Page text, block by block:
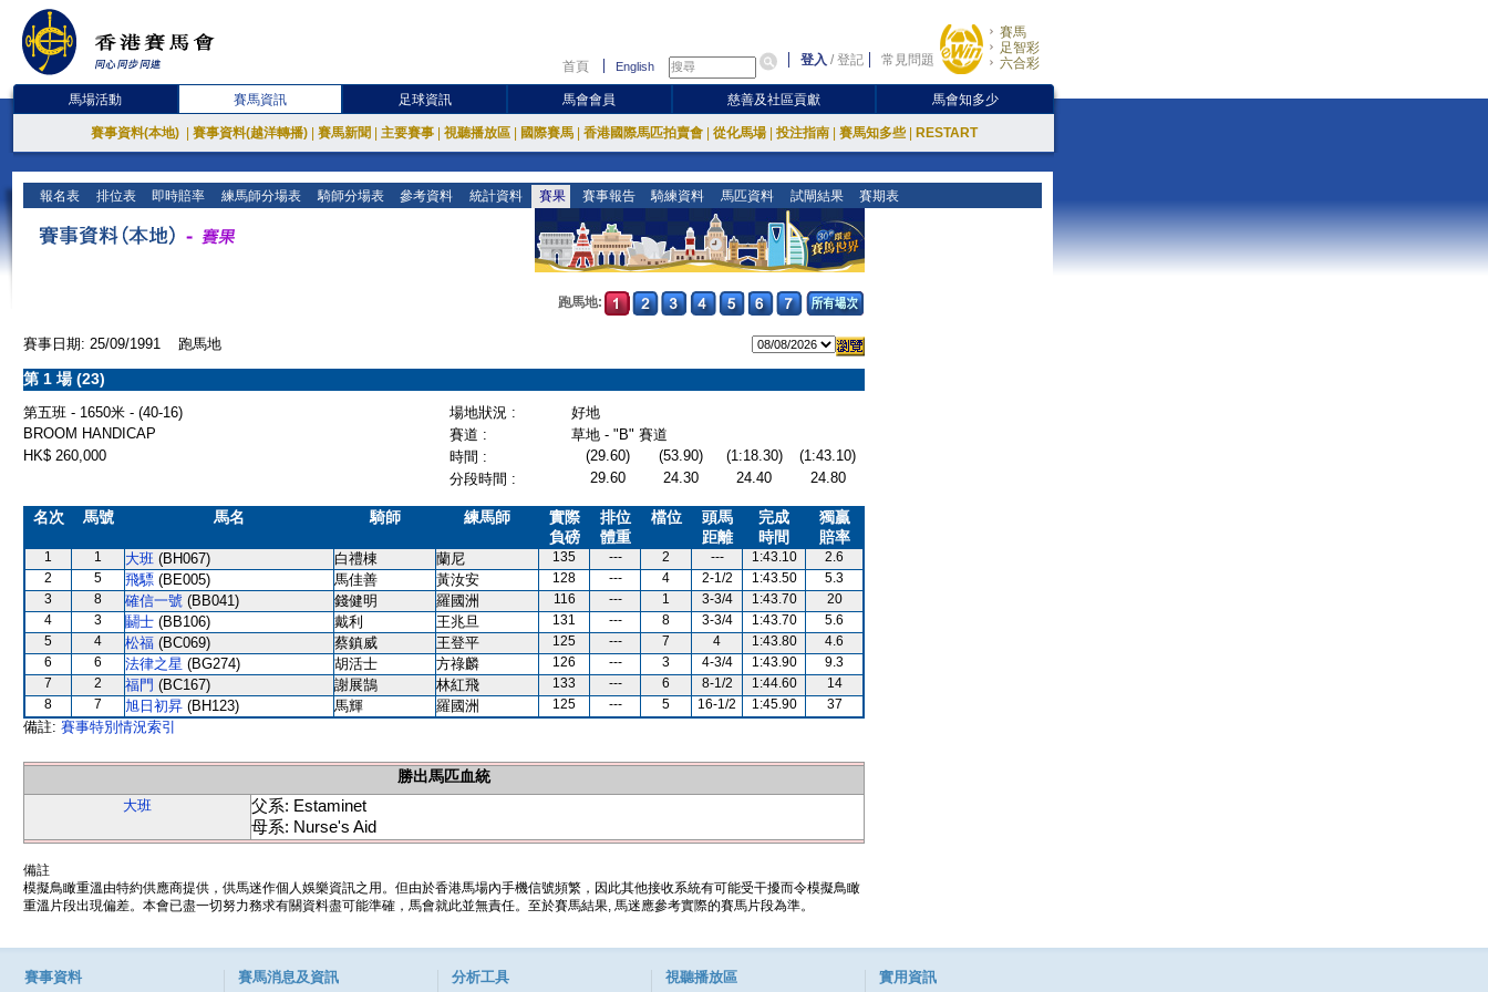
首頁 English 登入 /登記 常見問題
賽馬
足智彩
六合彩
馬場活動 賽馬資訊 足球資訊 馬會會員 慈善及社區貢獻 馬會知多少
賽事資料(本地) 賽事資料(越洋轉播) 賽馬新聞 主要賽事 視聽播放區 國際賽馬 香港國際馬匹拍賣會 從化馬場 投注指南 賽馬知多些 RESTART
報名表 排位表 即時賠率 練馬師分場表 騎師分場表 參考資料 統計資料 賽果 賽事報告 騎練資料 馬匹資料 試閘結果 賽期表
跑馬地:
賽事日期: 25/09/1991 跑馬地
第 1 場 (23)
第五班 - 1650米 - (40-16) 場地狀況 :
好地
BROOM HANDICAP
賽道 :
草地 - "B" 賽道
HK$ 260,000
時間 : (29.60) (53.90) (1:18.30)
(1:43.10)
分段時間 :
29.60 24.30 24.40 24.80
名次 馬號 馬名 騎師 練馬師
實際
負磅
排位
體重
檔位
頭馬
距離
完成
時間
獨贏
賠率
1 1 大班 (BH067) 白禮棟 蘭尼 135 --- 2 --- 1:43.10
2.6
2
5 飛驃 (BE005) 馬佳善 黃汝安 128 --- 4 2-1/2 1:43.50
5.3
3
8 確信一號 (BB041) 錢健明 羅國洲 116 --- 1 3-3/4 1:43.70
20
4
3 鬭士 (BB106) 戴利 王兆旦 131 --- 8 3-3/4 1:43.70
5.6
5
4 松福 (BC069) 蔡鎮威 王登平 125 --- 7 4 1:43.80
4.6
6
6 法律之星 (BG274) 胡活士 方祿麟 126 --- 3 4-3/4 1:43.90
9.3
7
2 福門 (BC167) 謝展鵠 林紅飛 133 --- 6 8-1/2 1:44.60
14
8
7 旭日初昇 (BH123) 馬輝 羅國洲 125 --- 5 16-1/2 1:45.90 37
備註: 賽事特別情況索引
勝出馬匹血統
大班
父系: Estaminet
母系: Nurse's Aid
備註
模擬鳥瞰重溫由特約供應商提供，供馬迷作個人娛樂資訊之用。但由於香港馬場內手機信號頻繁，因此其他接收系統有可能受干擾而令模擬鳥瞰
重溫片段出現偏差。本會已盡一切努力務求有關資料盡可能準確，馬會就此並無責任。至於賽馬結果, 馬迷應參考實際的賽馬片段為準。
賽事資料 賽馬消息及資訊 分析工具 視聽播放區 實用資訊